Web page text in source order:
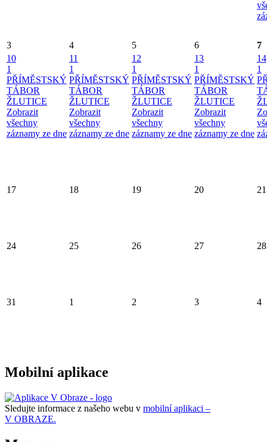
3 4 5 6
7
10
1
PŘÍMĚSTSKÝ
TÁBOR
ŽLUTICE
Zobrazit
všechny
záznamy ze dne
11
1
PŘÍMĚSTSKÝ
TÁBOR
ŽLUTICE
Zobrazit
všechny
záznamy ze dne
12
1
PŘÍMĚSTSKÝ
TÁBOR
ŽLUTICE
Zobrazit
všechny
záznamy ze dne
13
1
PŘÍMĚSTSKÝ
TÁBOR
ŽLUTICE
Zobrazit
všechny
záznamy ze dne
14
1
17 18 19 20 21
24 25 26 27 28
31 1 2 3 4
Mobilní aplikace
Sledujte informace z našeho webu v mobilní aplikaci –
V OBRAZE.